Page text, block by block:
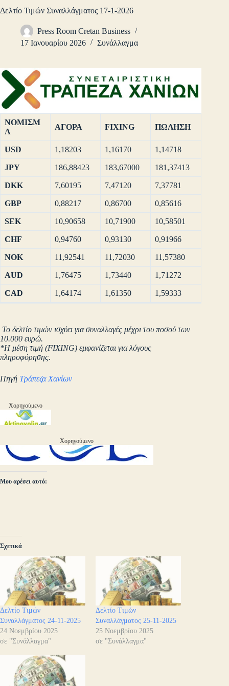
Δελτίο Τιμών Συναλλάγματος 17-1-2026
Press Room Cretan Business
17 Ιανουαρίου 2026
Συνάλλαγμα
ΝΟΜΙΣΜ
Α
ΑΓΟΡΑ FIXING ΠΩΛΗΣΗ
USD 1,18203 1,16170 1,14718
JPY 186,88423 183,67000 181,37413
DKK 7,60195 7,47120 7,37781
GBP 0,88217 0,86700 0,85616
SEK 10,90658 10,71900 10,58501
CHF 0,94760 0,93130 0,91966
NOK 11,92541 11,72030 11,57380
AUD 1,76475 1,73440 1,71272
CAD 1,64174 1,61350 1,59333
Το δελτίο τιμών ισχύει για συναλλαγές μέχρι του ποσού των
10.000 ευρώ.
*Η μέση τιμή (FIXING) εμφανίζεται για λόγους
πληροφόρησης.
Πηγή Τράπεζα Χανίων
Χορηγούμενο
Χορηγούμενο
Μου αρέσει αυτό:
Σχετικά
Δελτίο Τιμών
Συναλλάγματος 24-11-2025
24 Νοεμβρίου 2025
σε "Συνάλλαγμα"
Δελτίο Τιμών
Συναλλάγματος 25-11-2025
25 Νοεμβρίου 2025
σε "Συνάλλαγμα"